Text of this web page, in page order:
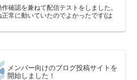
確認を兼ねて配信テストをしました。
常に動いていたのでよかったです(は
メンバー向けのブログ投稿サイトを
開始しました！